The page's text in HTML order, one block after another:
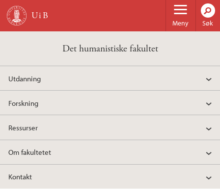
Hopp til hovedinnhold
Meny Søk
Det humanistiske fakultet
Utdanning
Forskning
Ressurser
Om fakultetet
Kontakt